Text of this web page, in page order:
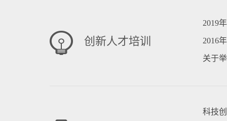
创新人才培训
2019
2016
关于
科技